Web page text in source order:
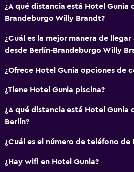
General
Ventana
Zona de estar
Vista al jardín
Piso de mosaico/mármol
Accesibilidad y adecuación
Unidad ubicada en la planta baja
¿A qué distancia está Hotel Gunia
Brandeburgo Willy Brandt?
¿Cuál es la mejor manera de llegar
desde Berlín-Brandeburgo Willy
¿Ofrece Hotel Gunia opciones de
¿Tiene Hotel Gunia piscina?
¿A qué distancia está Hotel Gunia
Berlín?
¿Cuál es el número de teléfono de
¿Hay wifi en Hotel Gunia?